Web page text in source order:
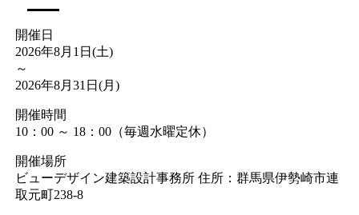
開催日
2026年8月1日(土)
～
2026年8月31日(月)
開催時間
10：00 ～ 18：00（毎週水曜定休）
開催場所
ビューデザイン建築設計事務所 住所：群馬県伊勢崎市連
取元町238-8